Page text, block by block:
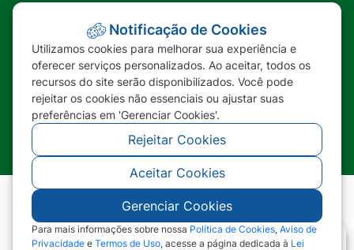
Transparência
Ouvidoria
SIC
©2026 - Prefeitura Municipal de Nova Lacerda -
MT - Todos os direitos reservados
Notificação de Cookies
Utilizamos cookies para melhorar sua experiência e
oferecer serviços personalizados. Ao aceitar, todos os
recursos do site serão disponibilizados. Você pode
rejeitar os cookies não essenciais ou ajustar suas
preferências em 'Gerenciar Cookies'.
Rejeitar Cookies
Aceitar Cookies
Gerenciar Cookies
Para mais informações sobre nossa Política de Cookies, Aviso de
Privacidade e Termos de Uso, acesse a página dedicada à Lei